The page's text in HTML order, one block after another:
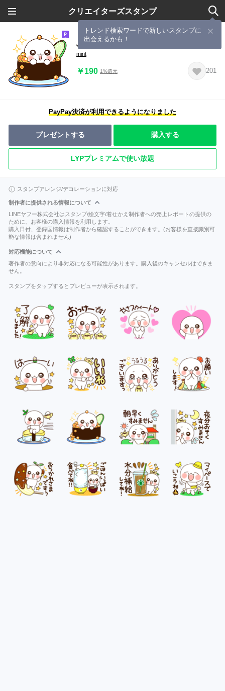
クリエイターズスタンプ
トレンド検索ワードで新しいスタンプに
出会えるかも！
ふわまる 一生使える思いやりすたんぷ
mint
￥190 1%還元 201
PayPay決済が利用できるようになりました
プレゼントする 購入する
LYPプレミアムで使い放題
スタンプアレンジ/デコレーションに対応
制作者に提供される情報について
LINEヤフー株式会社はスタンプ/絵文字/着せかえ制作者への売上レポートの提供の
ために、お客様の購入情報を利用します。
購入日付、登録国情報は制作者から確認することができます。(お客様を直接識別可
能な情報は含まれません)
対応機能について
著作者の意向により非対応になる可能性があります。購入後のキャンセルはできま
せん。
スタンプをタップするとプレビューが表示されます。